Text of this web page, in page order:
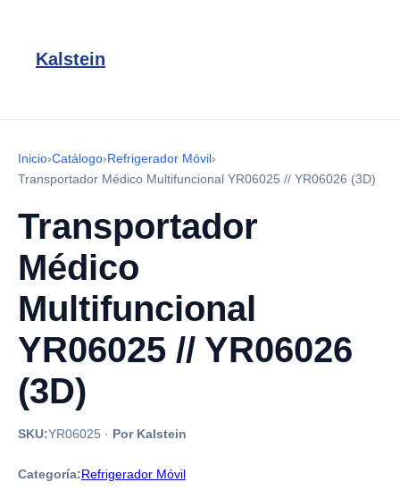
Kalstein
Inicio›Catálogo›Refrigerador Móvil›
Transportador Médico Multifuncional YR06025 // YR06026 (3D)
Transportador
Médico
Multifuncional
YR06025 // YR06026
(3D)
SKU:YR06025 · Por Kalstein
Categoría:Refrigerador Móvil